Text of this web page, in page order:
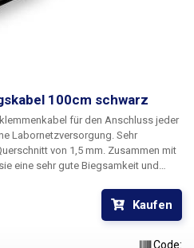
100cm schwarz
für den Anschluss jeder
Labornetzversorgung. Sehr
von 1,5 mm. Zusammen mit
eine sehr gute Biegsamkeit und
gesteckt werden, um Knoten im
Farben zur
Kaufen
Code: